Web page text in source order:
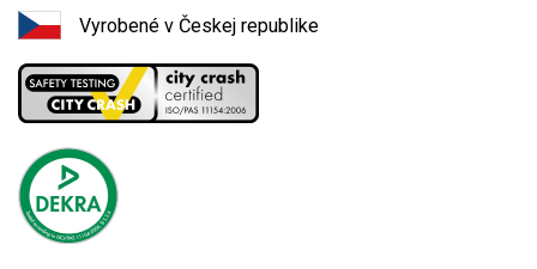
Vyrobené v Českej republike